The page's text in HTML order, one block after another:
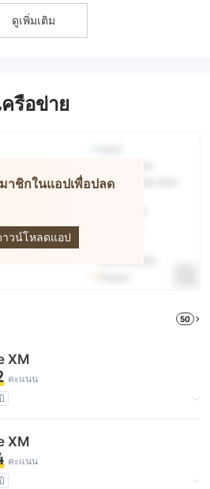
ดูเพิ่มเติม
รือข่าย
าชิกในแอปเพื่อปลด
าวน์โหลดแอป
50
XM
คะแนน
กิจที่ต้องสงสัย
วามเสี่ยงอันตรายที่อาจจะซ่อนอยู่
XM
คะแนน